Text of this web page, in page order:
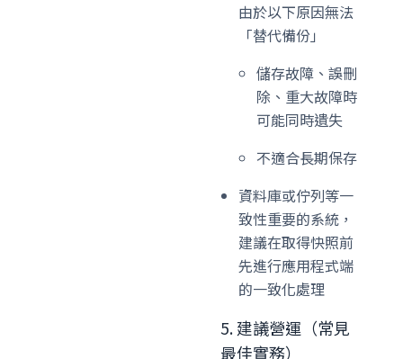
由於以下原因無法
「替代備份」
儲存故障、誤刪
除、重大故障時
可能同時遺失
不適合長期保存
資料庫或佇列等一
致性重要的系統，
建議在取得快照前
先進行應用程式端
的一致化處理
5. 建議營運（常見
最佳實務）